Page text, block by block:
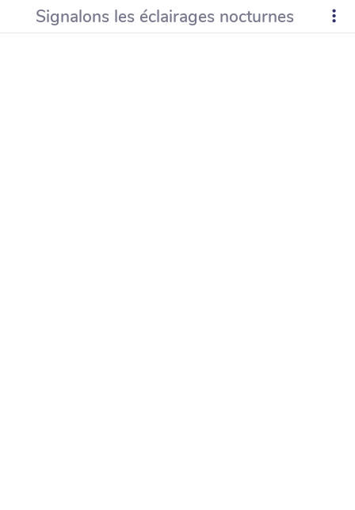
Signalons les éclairages nocturnes